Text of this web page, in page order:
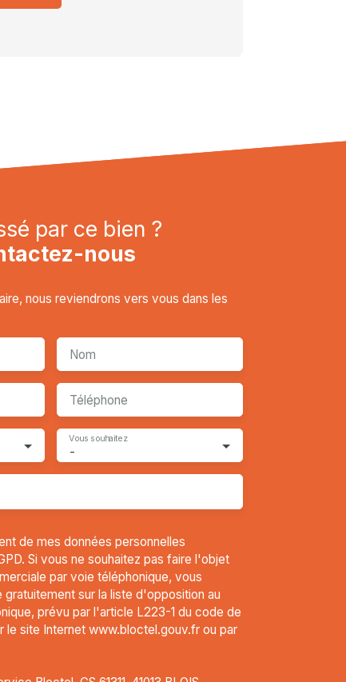
par ce bien ?
nous
nous reviendrons vers vous dans les
Nom
Téléphone
-
Vous souhaitez
de mes données personnelles
Si vous ne souhaitez pas faire l'objet
par voie téléphonique, vous
sur la liste d'opposition au
prévu par l'article L223-1 du code de
le site Internet www.bloctel.gouv.fr ou par